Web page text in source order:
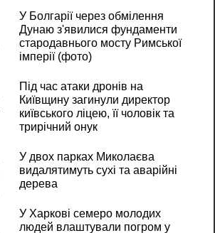
У Болгарії через обмілення
Дунаю з'явилися фундаменти
стародавнього мосту Римської
імперії (фото)
Під час атаки дронів на
Київщину загинули директор
київського ліцею, її чоловік та
трирічний онук
У двох парках Миколаєва
видалятимуть сухі та аварійні
дерева
У Харкові семеро молодих
людей влаштували погром у